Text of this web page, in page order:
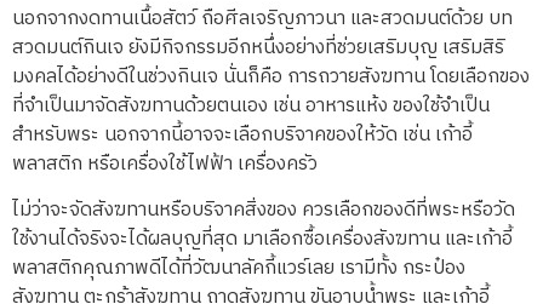
นอกจากงดทานเนื้อสัตว์ ถือศีลเจริญภาวนา และสวดมนต์ด้วย บท
สวดมนต์กินเจ ยังมีกิจกรรมอีกหนึ่งอย่างที่ช่วยเสริมบุญ เสริมสิริ
มงคลได้อย่างดีในช่วงกินเจ นั่นก็คือ การถวายสังฆทาน โดยเลือกของ
ที่จำเป็นมาจัดสังฆทานด้วยตนเอง เช่น อาหารแห้ง ของใช้จำเป็น
สำหรับพระ นอกจากนี้อาจจะเลือกบริจาคของให้วัด เช่น เก้าอี้
พลาสติก หรือเครื่องใช้ไฟฟ้า เครื่องครัว
ไม่ว่าจะจัดสังฆทานหรือบริจาคสิ่งของ ควรเลือกของดีที่พระหรือวัด
ใช้งานได้จริงจะได้ผลบุญที่สุด มาเลือกซื้อเครื่องสังฆทาน และเก้าอี้
พลาสติกคุณภาพดีได้ที่วัฒนาลัคกี้แวร์เลย เรามีทั้ง กระป๋อง